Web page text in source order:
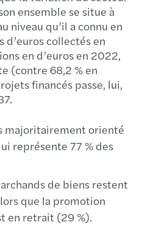
ensemble se situe à
niveau qu’il a connu en
d’euros collectés en
en d’euros en 2022,
(contre 68,2 % en
financés passe, lui,
majoritairement orienté
représente 77 % des
de biens restent
que la promotion
en retrait (29 %).